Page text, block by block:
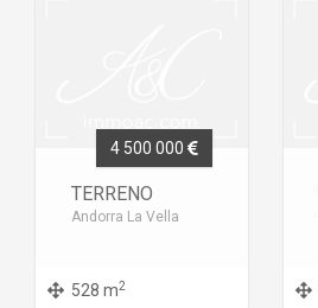
4 500 000
TERRENO
Andorra La Vella
528 m2